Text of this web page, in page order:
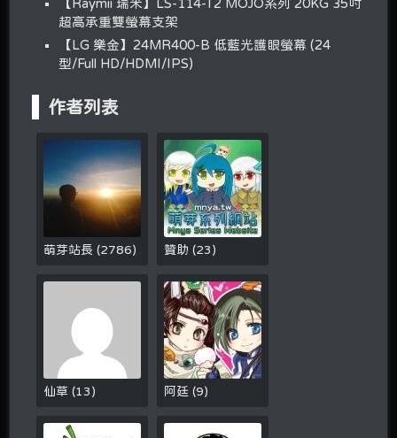
【Raymii 瑞米】LS-114-T2 MOJO系列 20KG 35吋
超高承重雙螢幕支架
【LG 樂金】24MR400-B 低藍光護眼螢幕 (24
型/Full HD/HDMI/IPS)
作者列表
萌芽站長(2786) 贊助(23 )
仙草(13 ) 阿廷(9)